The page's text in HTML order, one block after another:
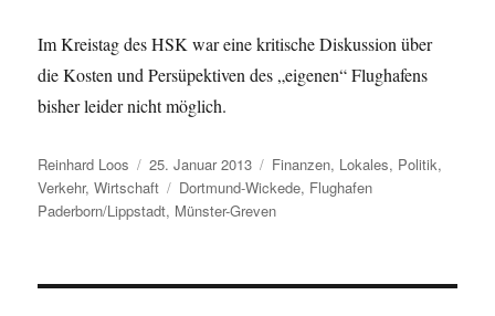
Im Kreistag des HSK war eine kritische Diskussion über
die Kosten und Persüpektiven des „eigenen“ Flughafens
bisher leider nicht möglich.
Autor
Reinhard Loos
Veröffentlicht
am
25. Januar 2013 Kategorien
Finanzen, Lokales, Politik,
Verkehr,Wirtschaft Schlagwörter
Dortmund-Wickede, Flughafen
Paderborn/Lippstadt, Münster-Greven